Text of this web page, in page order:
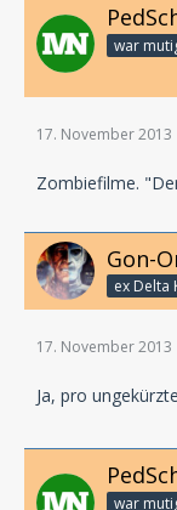
war
17. November 2013
Zombiefilme.
Gon-
ex Delta
17. November 2013
Ja, pro
war